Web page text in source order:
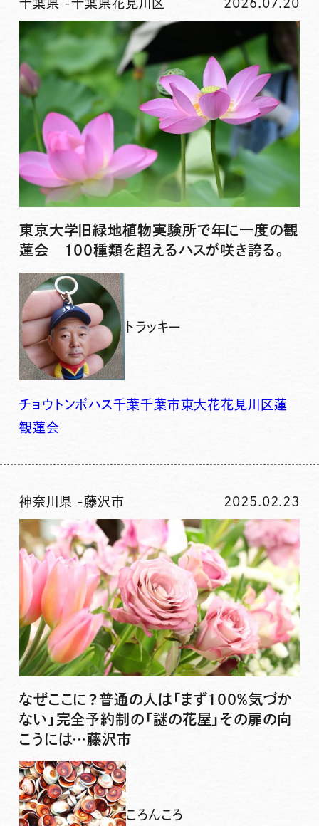
千葉県 -千葉県花見川区 2026.07.20
東京大学旧緑地植物実験所で年に一度の観
蓮会 100種類を超えるハスが咲き誇る。
トラッキー
チョウトンボハス千葉千葉市東大花花見川区蓮
観蓮会
神奈川県 -藤沢市 2025.02.23
なぜここに？普通の人は「まず100％気づか
ない」完全予約制の「謎の花屋」その扉の向
こうには…藤沢市
ころんころ